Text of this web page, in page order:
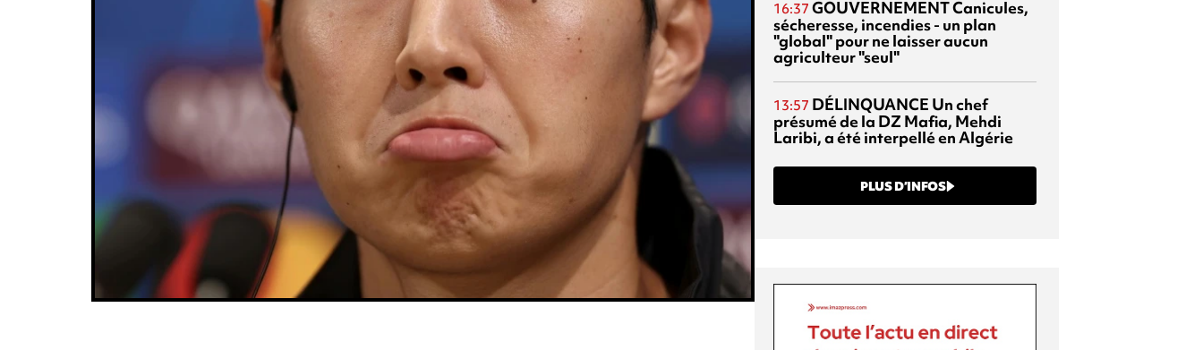
16:37 GOUVERNEMENTCanicules,
sécheresse, incendies - un plan
"global" pour ne laisser aucun
agriculteur "seul"
13:57 DÉLINQUANCE Un chef
présumé de la DZ Mafia, Mehdi
Laribi, a été interpellé en Algérie
PLUS D’INFOS